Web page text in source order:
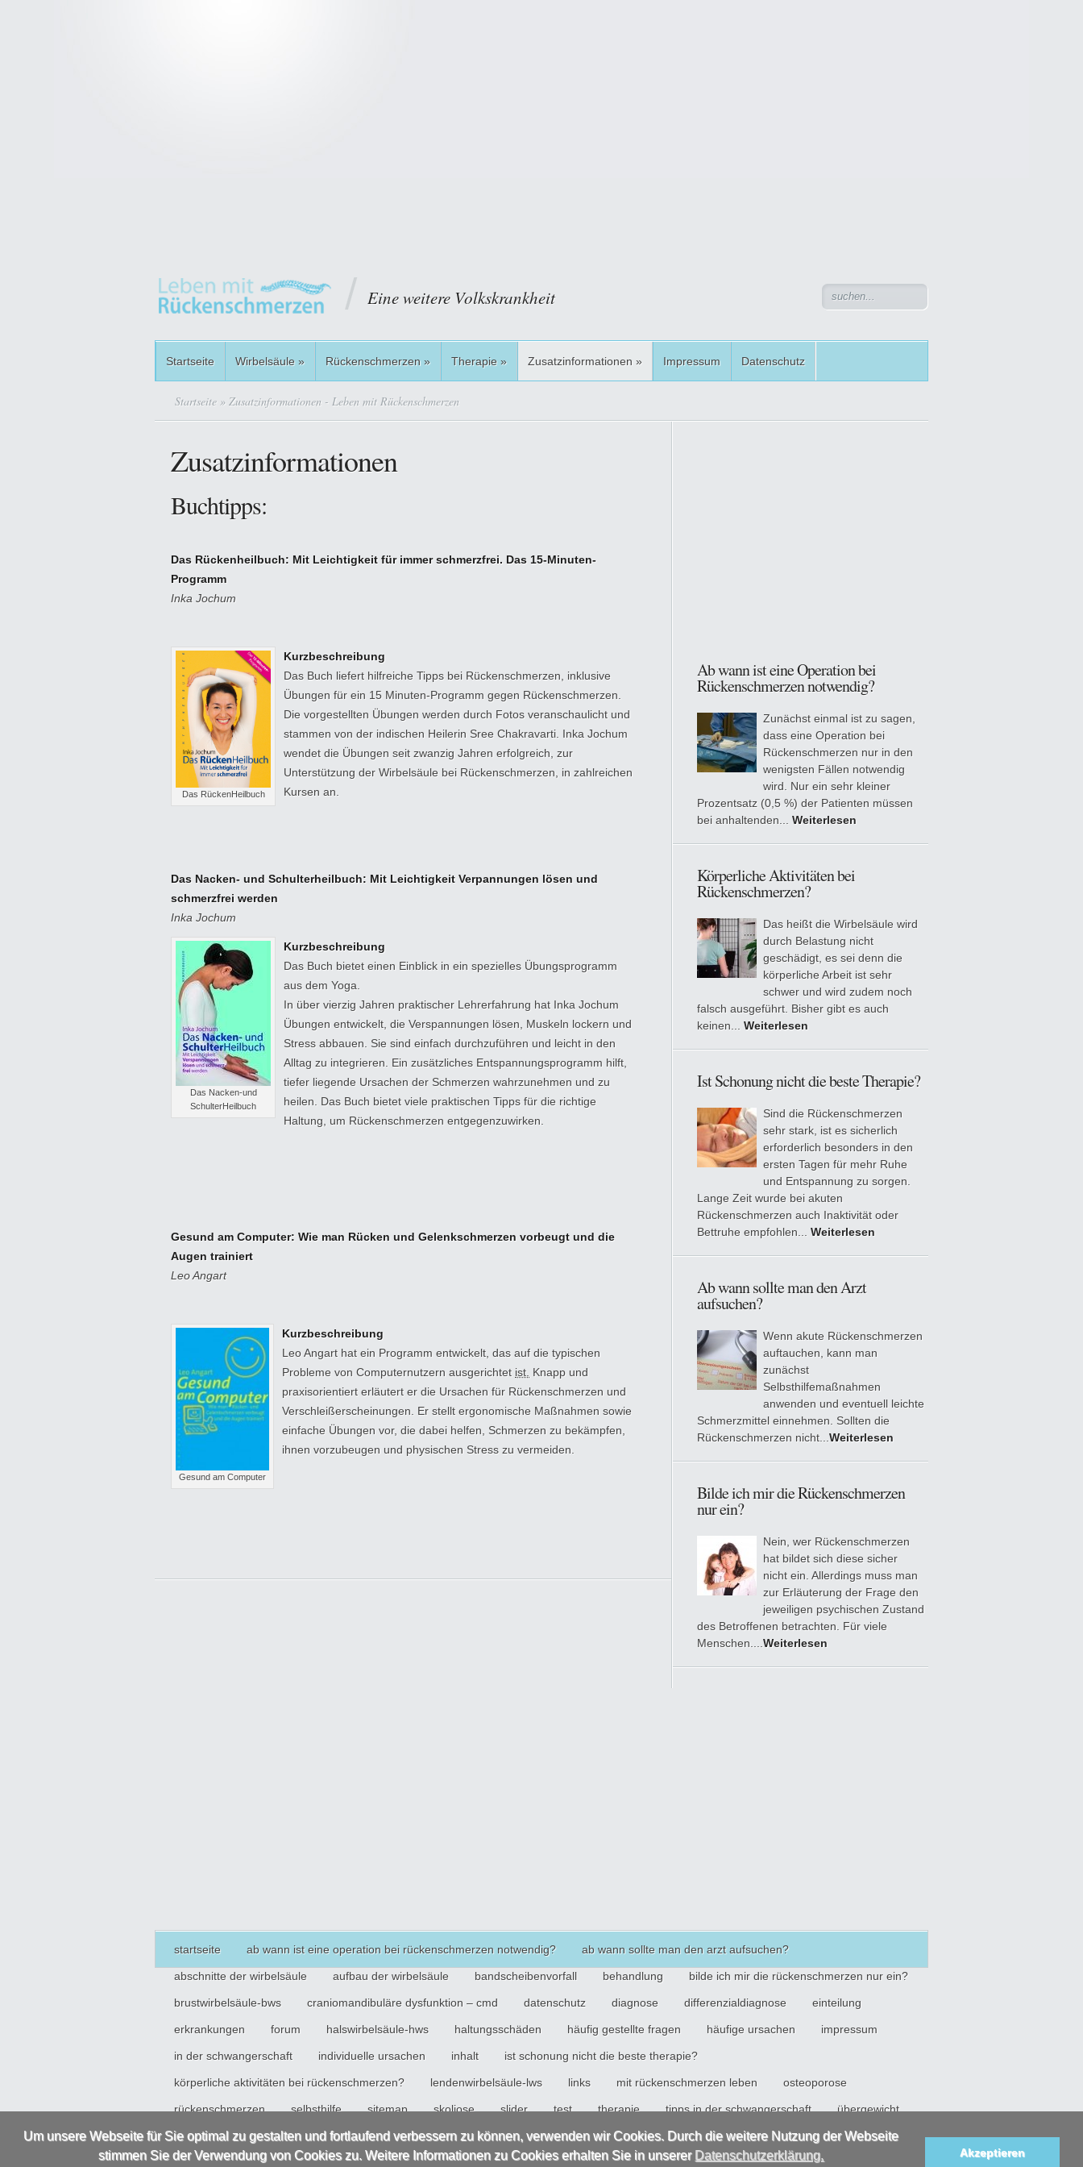
Um unsere Webseite für Sie optimal zu gestalten und fortlaufend verbessern zu können, verwenden wir Cookies. Durch die weitere Nutzung der Webseite
stimmen Sie der Verwendung von Cookies zu. Weitere Informationen zu Cookies erhalten Sie in unserer Datenschutzerklärung. Akzeptieren
Eine weitere Volkskrankheit
Startseite Wirbelsäule » Rückenschmerzen » Therapie » Zusatzinformationen » Impressum Datenschutz
Startseite » Zusatzinformationen - Leben mit Rückenschmerzen
Zusatzinformationen
Buchtipps:
Das Rückenheilbuch: Mit Leichtigkeit für immer schmerzfrei. Das 15-Minuten-
Programm
Inka Jochum
Das RückenHeilbuch
Kurzbeschreibung
Das Buch liefert hilfreiche Tipps bei Rückenschmerzen, inklusive
Übungen für ein 15 Minuten-Programm gegen Rückenschmerzen.
Die vorgestellten Übungen werden durch Fotos veranschaulicht und
stammen von der indischen Heilerin Sree Chakravarti. Inka Jochum
wendet die Übungen seit zwanzig Jahren erfolgreich, zur
Unterstützung der Wirbelsäule bei Rückenschmerzen, in zahlreichen
Kursen an.
Das Nacken- und Schulterheilbuch: Mit Leichtigkeit Verpannungen lösen und
schmerzfrei werden
Inka Jochum
Das Nacken-und
SchulterHeilbuch
Kurzbeschreibung
Das Buch bietet einen Einblick in ein spezielles Übungsprogramm
aus dem Yoga.
In über vierzig Jahren praktischer Lehrerfahrung hat Inka Jochum
Übungen entwickelt, die Verspannungen lösen, Muskeln lockern und
Stress abbauen. Sie sind einfach durchzuführen und leicht in den
Alltag zu integrieren. Ein zusätzliches Entspannungsprogramm hilft,
tiefer liegende Ursachen der Schmerzen wahrzunehmen und zu
heilen. Das Buch bietet viele praktischen Tipps für die richtige
Haltung, um Rückenschmerzen entgegenzuwirken.
Gesund am Computer: Wie man Rücken und Gelenkschmerzen vorbeugt und die
Augen trainiert
Leo Angart
Gesund am Computer
Kurzbeschreibung
Leo Angart hat ein Programm entwickelt, das auf die typischen
Probleme von Computernutzern ausgerichtet ist. Knapp und
praxisorientiert erläutert er die Ursachen für Rückenschmerzen und
Verschleißerscheinungen. Er stellt ergonomische Maßnahmen sowie
einfache Übungen vor, die dabei helfen, Schmerzen zu bekämpfen,
ihnen vorzubeugen und physischen Stress zu vermeiden.
Ab wann ist eine Operation bei
Rückenschmerzen notwendig?
Zunächst einmal ist zu sagen,
dass eine Operation bei
Rückenschmerzen nur in den
wenigsten Fällen notwendig
wird. Nur ein sehr kleiner
Prozentsatz (0,5 %) der Patienten müssen
bei anhaltenden... Weiterlesen
Körperliche Aktivitäten bei
Rückenschmerzen?
Das heißt die Wirbelsäule wird
durch Belastung nicht
geschädigt, es sei denn die
körperliche Arbeit ist sehr
schwer und wird zudem noch
falsch ausgeführt. Bisher gibt es auch
keinen... Weiterlesen
Ist Schonung nicht die beste Therapie?
Sind die Rückenschmerzen
sehr stark, ist es sicherlich
erforderlich besonders in den
ersten Tagen für mehr Ruhe
und Entspannung zu sorgen.
Lange Zeit wurde bei akuten
Rückenschmerzen auch Inaktivität oder
Bettruhe empfohlen... Weiterlesen
Ab wann sollte man den Arzt
aufsuchen?
Wenn akute Rückenschmerzen
auftauchen, kann man
zunächst
Selbsthilfemaßnahmen
anwenden und eventuell leichte
Schmerzmittel einnehmen. Sollten die
Rückenschmerzen nicht... Weiterlesen
Bilde ich mir die Rückenschmerzen
nur ein?
Nein, wer Rückenschmerzen
hat bildet sich diese sicher
nicht ein. Allerdings muss man
zur Erläuterung der Frage den
jeweiligen psychischen Zustand
des Betroffenen betrachten. Für viele
Menschen.... Weiterlesen
startseite ab wann ist eine operation bei rückenschmerzen notwendig? ab wann sollte man den arzt aufsuchen?
abschnitte der wirbelsäule aufbau der wirbelsäule bandscheibenvorfall behandlung bilde ich mir die rückenschmerzen nur ein?
brustwirbelsäule-bws craniomandibuläre dysfunktion – cmd datenschutz diagnose differenzialdiagnose einteilung
erkrankungen forum halswirbelsäule-hws haltungsschäden häufig gestellte fragen häufige ursachen impressum
in der schwangerschaft individuelle ursachen inhalt ist schonung nicht die beste therapie?
körperliche aktivitäten bei rückenschmerzen? lendenwirbelsäule-lws links mit rückenschmerzen leben osteoporose
rückenschmerzen selbsthilfe sitemap skoliose slider test therapie tipps in der schwangerschaft übergewicht
verletzung-unfall verschleiß der wirbelsäule vorbeugung wirbelbrüche wirbelsäule erkrankungen zusatzinformationen